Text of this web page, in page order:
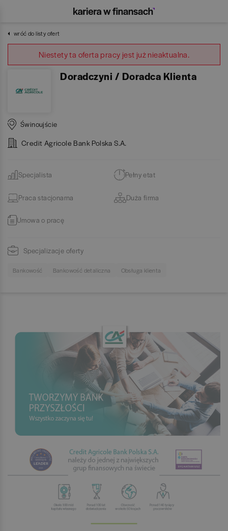
wróć do listy ofert
Niestety ta oferta pracy jest już nieaktualna.
Doradczyni / Doradca Klienta
Świnoujście
Credit Agricole Bank Polska S.A.
Specjalista Pełny etat
Praca stacjonarna Duża firma
Umowa o pracę
Specjalizacje oferty
Bankowość Bankowość detaliczna Obsługa klienta